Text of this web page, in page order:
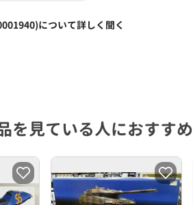
について詳しく聞く
を見ている人におすすめ